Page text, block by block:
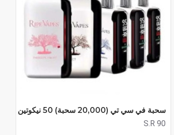
سحبة في سي تي (20,000 سحبة) 50 نيكوتين
S.R 90